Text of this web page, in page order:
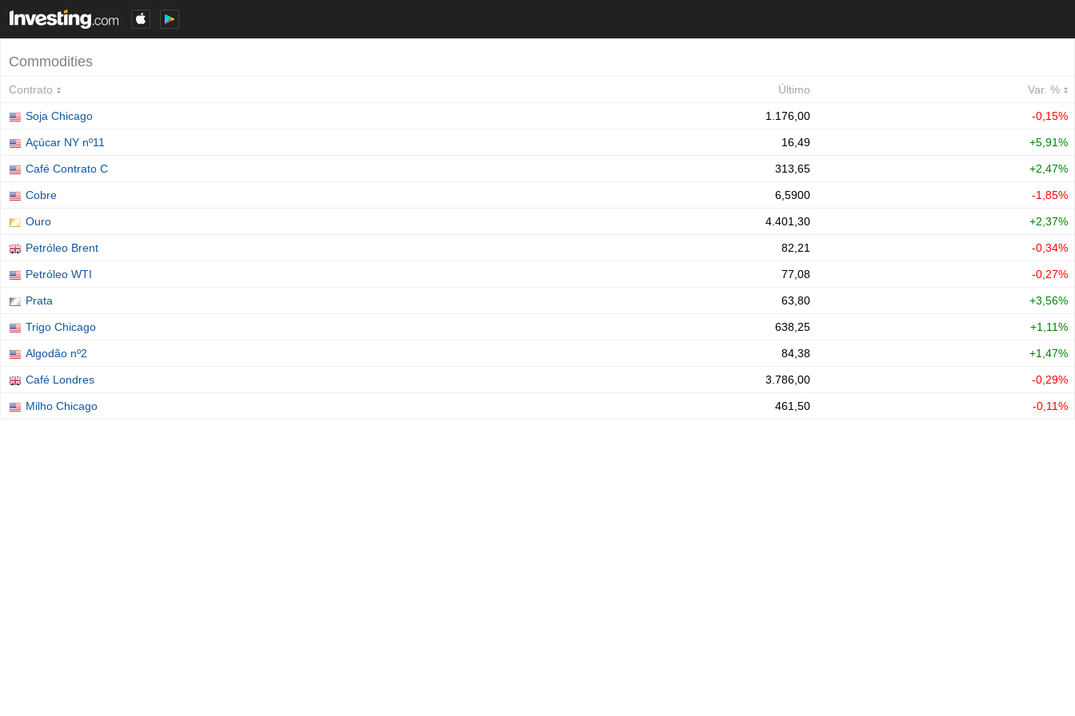
Commodities
Contrato Último Var. %
Soja Chicago 1.176,00 -0,15%
Açúcar NY nº11 16,49 +5,91%
Café Contrato C 313,65 +2,47%
Cobre 6,5900 -1,85%
Ouro 4.401,30 +2,37%
Petróleo Brent 82,21 -0,34%
Petróleo WTI 77,08 -0,27%
Prata 63,80 +3,56%
Trigo Chicago 638,25 +1,11%
Algodão nº2 84,38 +1,47%
Café Londres 3.786,00 -0,29%
Milho Chicago 461,50 -0,11%